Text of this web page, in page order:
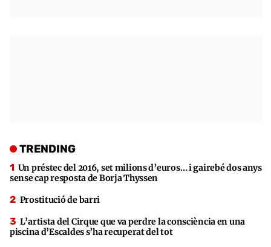
TRENDING
Un préstec del 2016, set milions d’euros… i gairebé dos anys
sense cap resposta de Borja Thyssen
Prostitució de barri
L’artista del Cirque que va perdre la consciència en una
piscina d’Escaldes s’ha recuperat del tot